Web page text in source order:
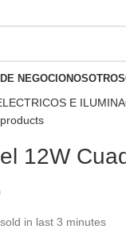
NEGOCIONOSOTROS
E
12W
in last 3 minutes